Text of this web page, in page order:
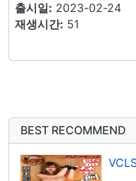
출시일: 2023-02-24
재생시간: 51
BEST RECOMMEND